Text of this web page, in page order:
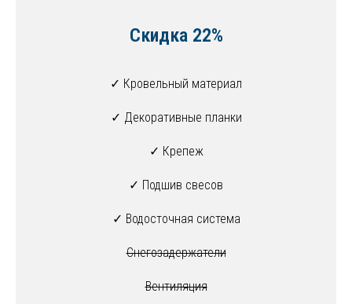
Скидка 22%
✓ Кровельный материал
✓ Декоративные планки
✓ Крепеж
✓ Подшив свесов
✓ Водосточная система
Снегозадержатели
Вентиляция